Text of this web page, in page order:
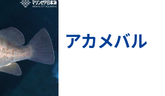
アカメバル